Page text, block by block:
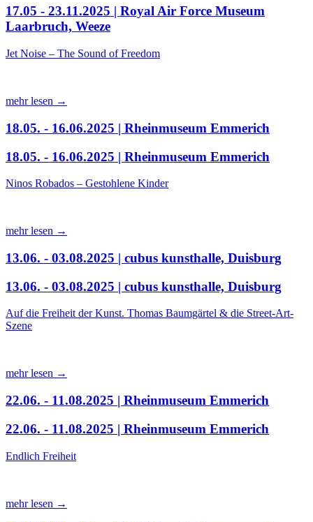
17.05 - 23.11.2025 | Royal Air Force Museum
Laarbruch, Weeze
Jet Noise – The Sound of Freedom
mehr lesen →
18.05. - 16.06.2025 | Rheinmuseum Emmerich
18.05. - 16.06.2025 | Rheinmuseum Emmerich
Ninos Robados – Gestohlene Kinder
mehr lesen →
13.06. - 03.08.2025 | cubus kunsthalle, Duisburg
13.06. - 03.08.2025 | cubus kunsthalle, Duisburg
Auf die Freiheit der Kunst. Thomas Baumgärtel & die Street-Art-
Szene
mehr lesen →
22.06. - 11.08.2025 | Rheinmuseum Emmerich
22.06. - 11.08.2025 | Rheinmuseum Emmerich
Endlich Freiheit
mehr lesen →